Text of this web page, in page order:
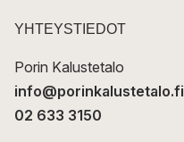
t
YHTEYSTIEDOT
Porin Kalustetalo
info@porinkalustetalo.fi
02 633 3150